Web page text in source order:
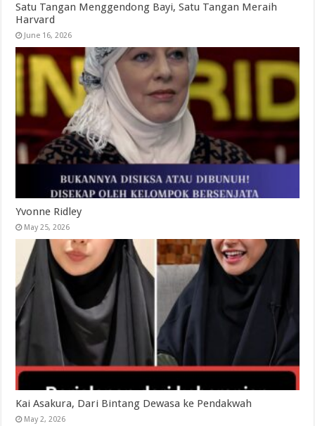
Satu Tangan Menggendong Bayi, Satu Tangan Meraih
Harvard
June 16, 2026
Yvonne Ridley
May 25, 2026
Kai Asakura, Dari Bintang Dewasa ke Pendakwah
May 2, 2026